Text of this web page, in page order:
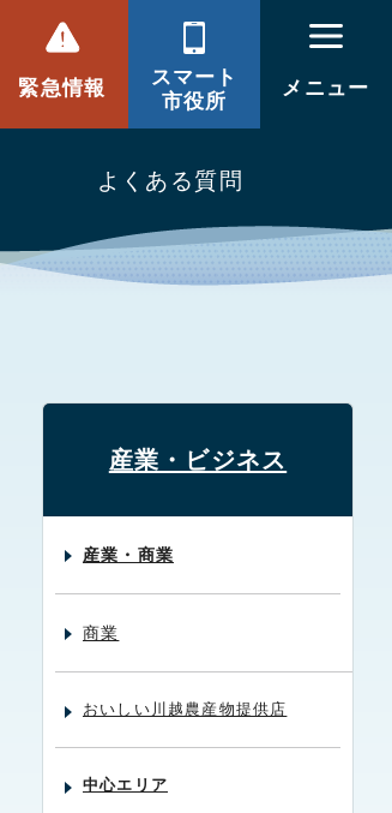
緊急情報
スマート
市役所
メニュー
よくある質問
産業・ビジネス
産業・商業
商業
おいしい川越農産物提供店
中心エリア